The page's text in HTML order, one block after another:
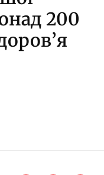
200